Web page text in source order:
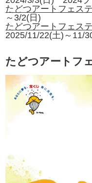
たどつアートフェス
～3/2(日)
たどつアートフェス
2025/11/22(土)～11/
たどつアートフ